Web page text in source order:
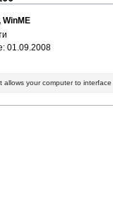
WinME
01.09.2008
allows your computer to